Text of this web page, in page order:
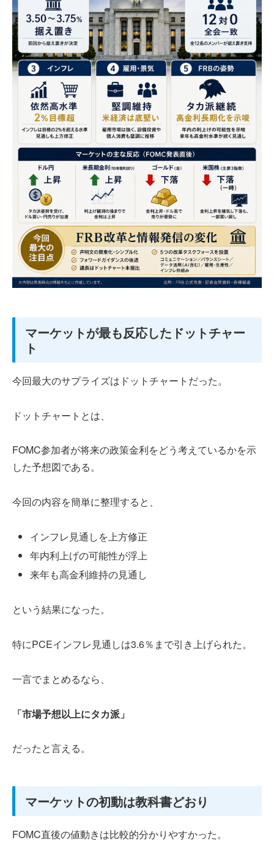
マーケットが最も反応したドットチャー
ト
今回最大のサプライズはドットチャートだった。
ドットチャートとは、
FOMC参加者が将来の政策金利をどう考えているかを示
した予想図である。
今回の内容を簡単に整理すると、
インフレ見通しを上方修正
年内利上げの可能性が浮上
来年も高金利維持の見通し
という結果になった。
特にPCEインフレ見通しは3.6％まで引き上げられた。
一言でまとめるなら、
「市場予想以上にタカ派」
だったと言える。
マーケットの初動は教科書どおり
FOMC直後の値動きは比較的分かりやすかった。